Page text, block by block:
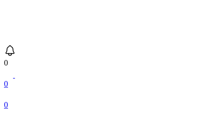
0
0
0